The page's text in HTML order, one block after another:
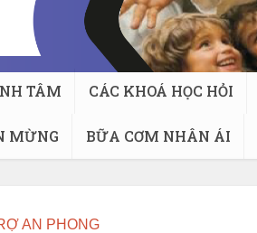
TÂM CÁC KHOÁ HỌC HỎI
MỪNG BỮA CƠM NHÂN ÁI
AN PHONG